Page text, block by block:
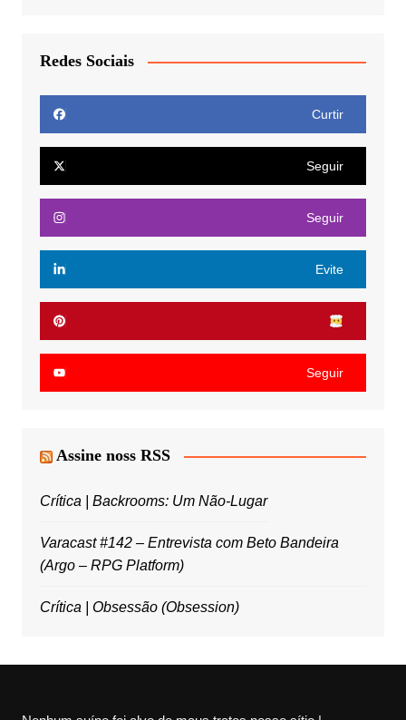
Redes Sociais
Curtir
Seguir
Seguir
Evite
Seguir
Assine noss RSS
Crítica | Backrooms: Um Não-Lugar
Varacast #142 – Entrevista com Beto Bandeira
(Argo – RPG Platform)
Crítica | Obsessão (Obsession)